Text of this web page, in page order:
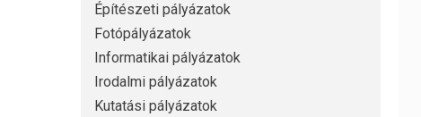
Építészeti pályázatok
Fotópályázatok
Informatikai pályázatok
Irodalmi pályázatok
Kutatási pályázatok